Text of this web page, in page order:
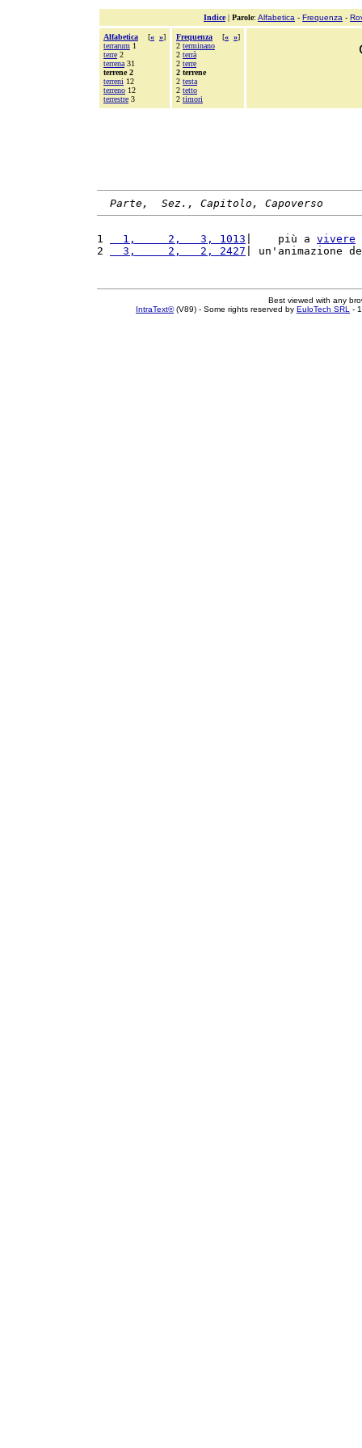
Indice| Parole: Alfabetica - Frequenza -
Alfabetica [« »]
terrarum 1
terre 2
terrena 31
terrene 2
terreni 12
terreno 12
terrestre 3
Frequenza [« »]
2 terminano
2 terrà
2 terre
2 terrene
2 testa
2 tetto
2 timori
Parte,  Sez., Capitolo, Capoverso
1
  1,     2,   3, 1013
|    più a vivere
2
  3,     2,   2, 2427
| un'animazione
Best viewed with any
IntraText®(V89) - Some rights reserved by EuloTech SRL -